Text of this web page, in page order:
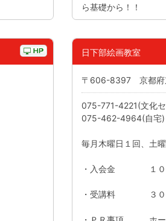
ら基礎から！！
日下部絵画教室
〒606-8397 京都府
075-771-4221(文化
075-462-4964(自宅)
毎月木曜日１回、土
・入会金 １０
・受講料 ３０，